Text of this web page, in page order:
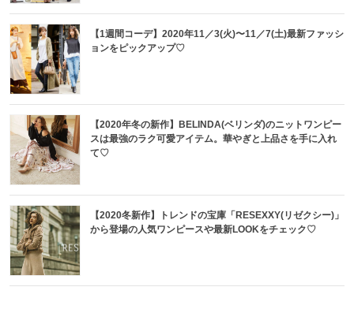
【1週間コーデ】2020年11／3(火)〜11／7(土)最新ファッシ
ョンをピックアップ♡
【2020年冬の新作】BELINDA(ベリンダ)のニットワンピー
スは最強のラク可愛アイテム。華やぎと上品さを手に入れ
て♡
【2020冬新作】トレンドの宝庫「RESEXXY(リゼクシー)」
から登場の人気ワンピースや最新LOOKをチェック♡